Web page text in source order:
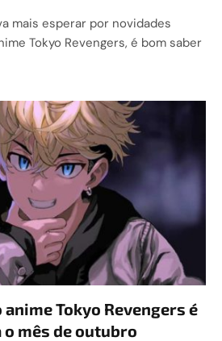
mais esperar por novidades
Tokyo Revengers, é bom saber
Tokyo Revengers é
mês de outubro